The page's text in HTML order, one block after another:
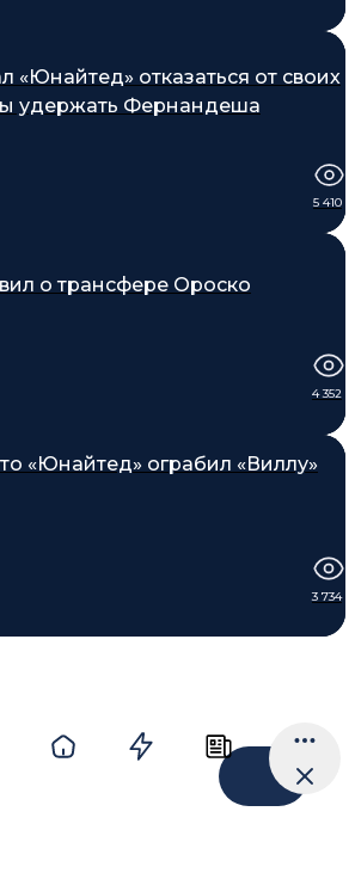
«Юнайтед» отказаться от своих
удержать Фернандеша
5 410
о трансфере Ороско
4 352
«Юнайтед» ограбил «Виллу»
3 734